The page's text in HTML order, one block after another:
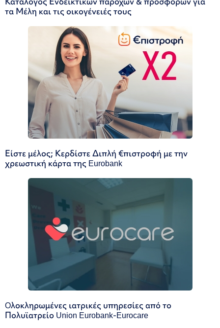
τα Μέλη και τις οικογένειές τους
Είστε μέλος; Κερδίστε Διπλή €πιστροφή με την
χρεωστική κάρτα της Eurobank
Oλοκληρωμένες ιατρικές υπηρεσίες από το
Πολυϊατρείο Union Eurobank-Eurocare